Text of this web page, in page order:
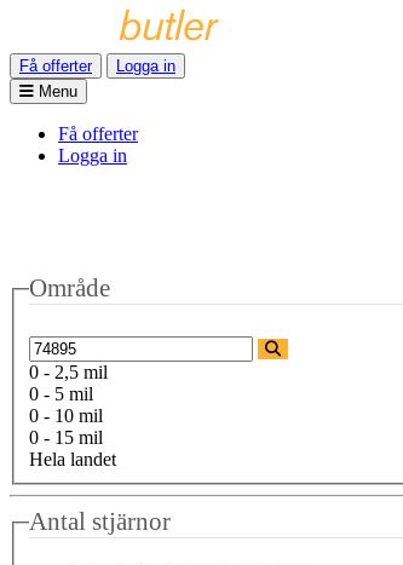
Få offerter
Logga in
Menu
Få offerter
Logga in
Område
0 - 2,5 mil
0 - 5 mil
0 - 10 mil
0 - 15 mil
Hela landet
Antal stjärnor